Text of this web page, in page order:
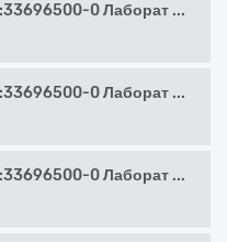
0 Лаборат ...
0 Лаборат ...
0 Лаборат ...